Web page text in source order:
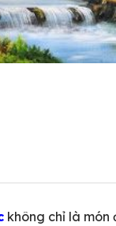
không chỉ là